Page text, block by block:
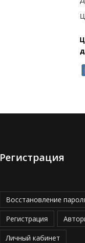
Регистрация
Восстановление
Регистрация
Личный кабинет